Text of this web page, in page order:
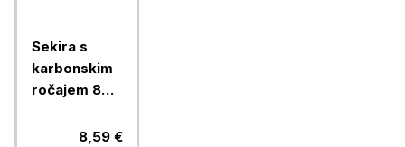
Sekira s
karbonskim
ročajem 800
8,59 €